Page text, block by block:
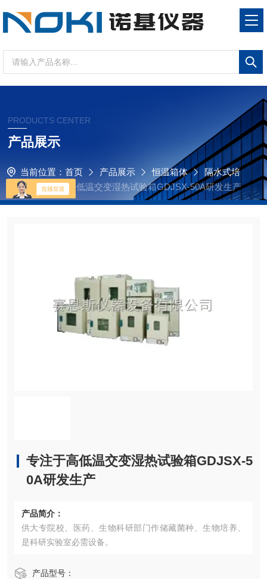
PRODUCTS CENTER
产品展示
当前位置： 首页 产品展示 恒温箱体
隔水式培
养箱
专注于高低温交变湿热试验箱GDJSX-50A研发生产
专注于高低温交变湿热试验箱GDJSX-5
0A研发生产
产品简介：
供大专院校、医药、生物科研部门作储藏菌种、生物培养、
是科研实验室必需设备。
产品型号：